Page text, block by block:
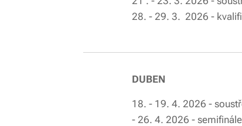
28. - 29. 3. 2026 -
DUBEN
18. - 19. 4.
- 26. 4. 2026 -